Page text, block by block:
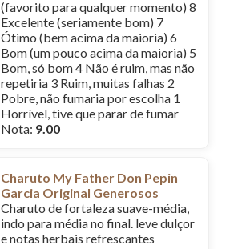
(favorito para qualquer momento) 8
Excelente (seriamente bom) 7
Ótimo (bem acima da maioria) 6
Bom (um pouco acima da maioria) 5
Bom, só bom 4 Não é ruim, mas não
repetiria 3 Ruim, muitas falhas 2
Pobre, não fumaria por escolha 1
Horrível, tive que parar de fumar
Nota: 9.00
Charuto My Father Don Pepin
Garcia Original Generosos
Charuto de fortaleza suave-média,
indo para média no final. leve dulçor
e notas herbais refrescantes